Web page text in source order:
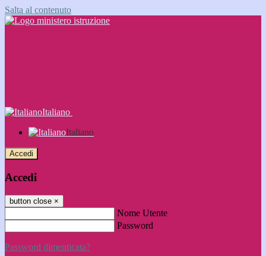
Salta al contenuto
Italiano
Italiano
Accedi
Accedi
button close ×
Nome Utente
Password
Password dimenticata?